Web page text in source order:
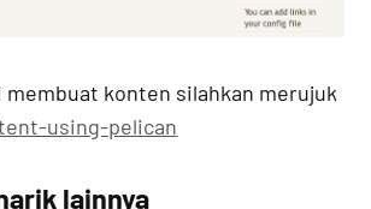
membuat konten silahkan merujuk
using-pelican
lainnya